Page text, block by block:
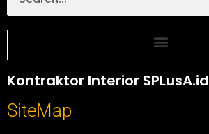
Kontraktor Interior SPLusA.id
SiteMap